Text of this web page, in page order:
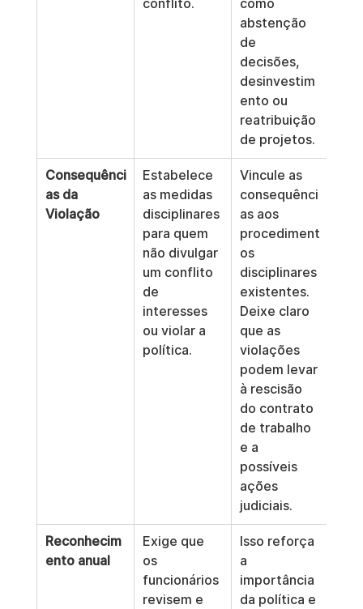
conflito.
como
abstenção
de
decisões,
desinvestim
ento ou
reatribuição
de projetos.
Consequênci
as da
Violação
Estabelece
as medidas
disciplinares
para quem
não divulgar
um conflito
de
interesses
ou violar a
política.
Vincule as
consequênci
as aos
procediment
os
disciplinares
existentes.
Deixe claro
que as
violações
podem levar
à rescisão
do contrato
de trabalho
e a
possíveis
ações
judiciais.
Reconhecim
ento anual
Exige que
os
funcionários
revisem e
Isso reforça
a
importância
da política e